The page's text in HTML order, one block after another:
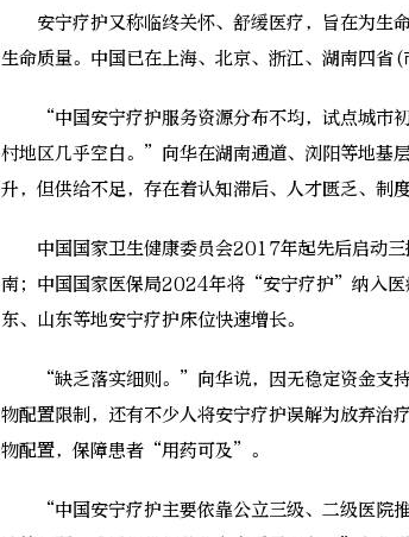
安宁疗护又称临终关怀、舒缓医疗，旨在为生
生命质量。中国已在上海、北京、浙江、湖南四
“中国安宁疗护服务资源分布不均，试点城市初
村地区几乎空白。”向华在湖南通道、浏阳等地基
升，但供给不足，存在着认知滞后、人才匮乏、制
中国国家卫生健康委员会2017年起先后启动三
南；中国国家医保局2024年将“安宁疗护”纳入医
东、山东等地安宁疗护床位快速增长。
“缺乏落实细则。”向华说，因无稳定资金支持
物配置限制，还有不少人将安宁疗护误解为放弃治
物配置，保障患者“用药可及”。
“中国安宁疗护主要依靠公立三级、二级医院推